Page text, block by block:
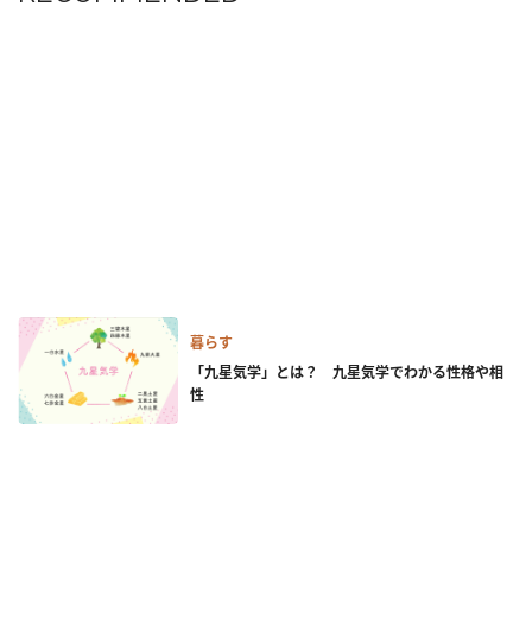
暮らす
「九星気学」とは？ 九星気学でわかる性格や相
性